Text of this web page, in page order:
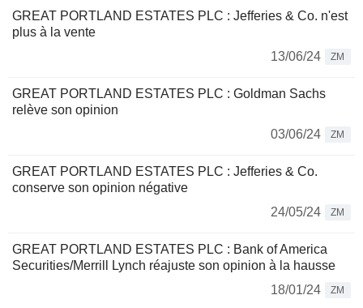
GREAT PORTLAND ESTATES PLC : Jefferies & Co. n'est
plus à la vente
13/06/24
ZM
GREAT PORTLAND ESTATES PLC : Goldman Sachs
relève son opinion
03/06/24
ZM
GREAT PORTLAND ESTATES PLC : Jefferies & Co.
conserve son opinion négative
24/05/24
ZM
GREAT PORTLAND ESTATES PLC : Bank of America
Securities/Merrill Lynch réajuste son opinion à la hausse
18/01/24
ZM